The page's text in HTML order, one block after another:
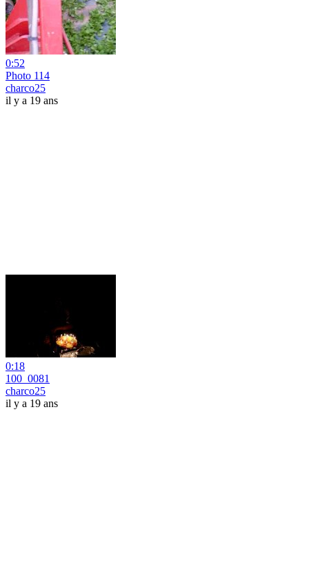
0:52
Photo 114
charco25
il y a 19 ans
0:18
100_0081
charco25
il y a 19 ans